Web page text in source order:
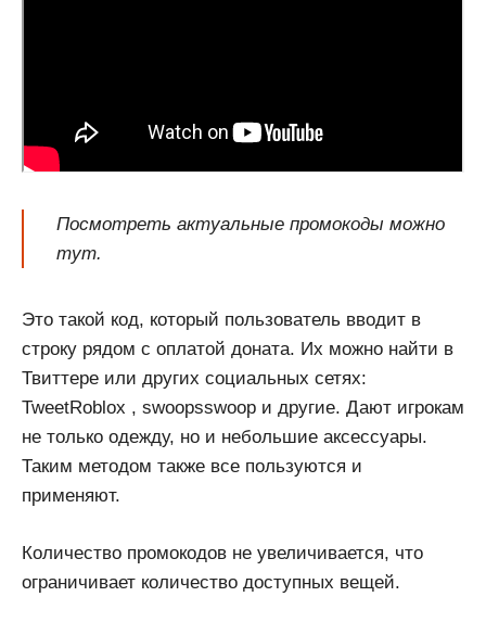
Посмотреть актуальные промокоды можно
тут.
Это такой код, который пользователь вводит в
строку рядом с оплатой доната. Их можно найти в
Твиттере или других социальных сетях:
TweetRoblox , swoopsswoop и другие. Дают игрокам
не только одежду, но и небольшие аксессуары.
Таким методом также все пользуются и
применяют.
Количество промокодов не увеличивается, что
ограничивает количество доступных вещей.